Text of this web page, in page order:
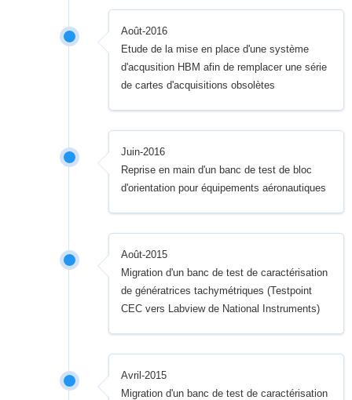
Août-2016
Etude de la mise en place d'une système
d'acqusition HBM afin de remplacer une série
de cartes d'acquisitions obsolètes
Juin-2016
Reprise en main d'un banc de test de bloc
d'orientation pour équipements aéronautiques
Août-2015
Migration d'un banc de test de caractérisation
de génératrices tachymétriques (Testpoint
CEC vers Labview de National Instruments)
Avril-2015
Migration d'un banc de test de caractérisation